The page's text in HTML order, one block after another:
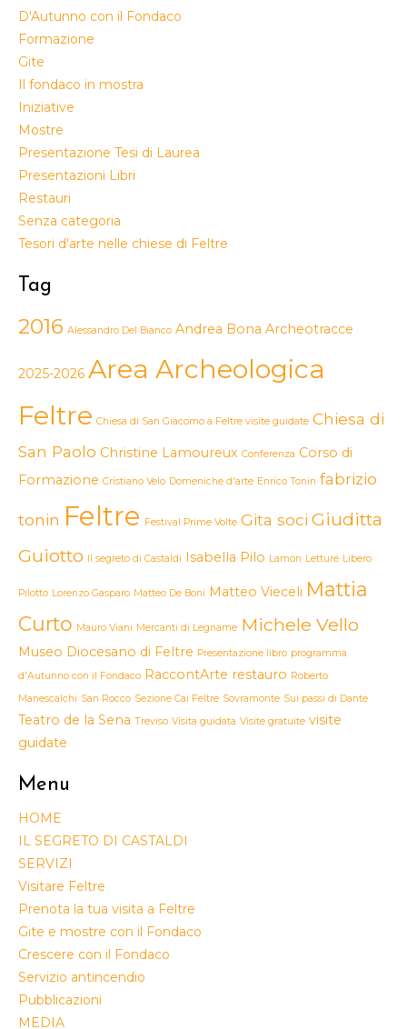
D'Autunno con il Fondaco
Formazione
Gite
Il fondaco in mostra
Iniziative
Mostre
Presentazione Tesi di Laurea
Presentazioni Libri
Restauri
Senza categoria
Tesori d'arte nelle chiese di Feltre
Tag
2016 Alessandro Del Bianco Andrea Bona Archeotracce
2025-2026 Area Archeologica
Feltre Chiesa di San Giacomo a Feltre visite guidate Chiesa di
San Paolo Christine Lamoureux Conferenza Corso di
Formazione Cristiano Velo Domeniche d'arte Enrico Tonin fabrizio
tonin Feltre Festival Prime Volte Gita soci Giuditta
Guiotto Il segreto di Castaldi Isabella Pilo Lamon Letture Libero
Pilotto Lorenzo Gasparo Matteo De Boni Matteo Vieceli Mattia
Curto Mauro Viani Mercanti di Legname Michele Vello
Museo Diocesano di Feltre Presentazione libro programma
d'Autunno con il Fondaco RaccontArte restauro Roberto
Manescalchi San Rocco Sezione Cai Feltre Sovramonte Sui passi di Dante
Teatro de la Sena Treviso Visita guidata Visite gratuite visite
guidate
Menu
HOME
IL SEGRETO DI CASTALDI
SERVIZI
Visitare Feltre
Prenota la tua visita a Feltre
Gite e mostre con il Fondaco
Crescere con il Fondaco
Servizio antincendio
Pubblicazioni
MEDIA